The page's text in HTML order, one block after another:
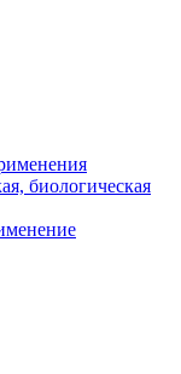
биологическая